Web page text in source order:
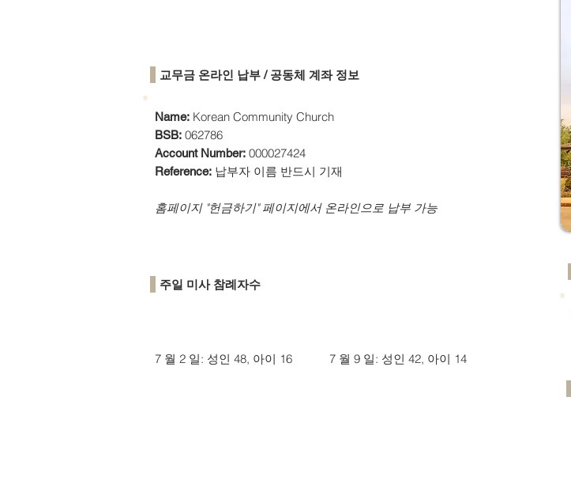
​교무금 온라인 납부 / 공동체 계좌 정보
Name: Korean Community Church
BSB: 062786
Account Number: 000027424
Reference: 납부자 이름 반드시 기재
​홈페이지 "헌금하기" 페이지에서 온라인으로 납부 가능
주일 미사 참례자수
7 월 2 일: 성인 48, 아이 16 7 월 9 일: 성인 42, 아이 14